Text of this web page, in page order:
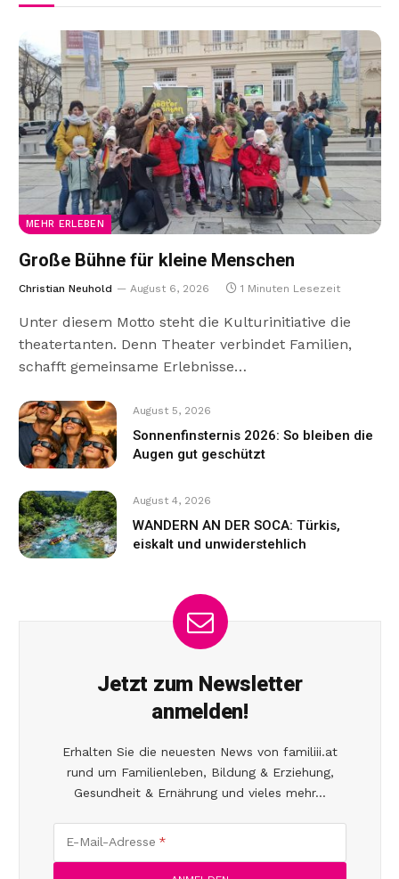
MEHR ERLEBEN
Große Bühne für kleine Menschen
Christian Neuhold August 6, 2026 1 Minuten Lesezeit
Unter diesem Motto steht die Kulturinitiative die
theatertanten. Denn Theater verbindet Familien,
schafft gemeinsame Erlebnisse…
August 5, 2026
Sonnenfinsternis 2026: So bleiben die
Augen gut geschützt
August 4, 2026
WANDERN AN DER SOCA: Türkis,
eiskalt und unwiderstehlich
Jetzt zum Newsletter
anmelden!
Erhalten Sie die neuesten News von familiii.at
rund um Familienleben, Bildung & Erziehung,
Gesundheit & Ernährung und vieles mehr...
E-Mail-Adresse